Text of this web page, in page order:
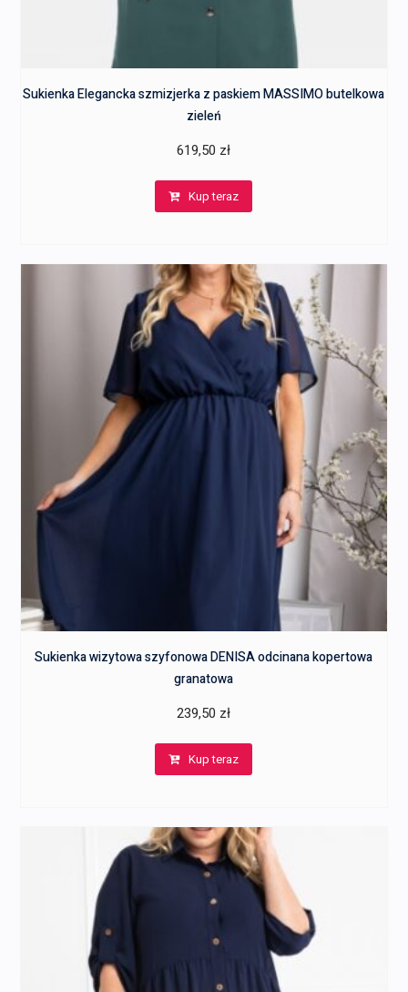
Sukienka Elegancka szmizjerka z paskiem MASSIMO butelkowa
zieleń
619,50 zł
Kup teraz
Sukienka wizytowa szyfonowa DENISA odcinana kopertowa
granatowa
239,50 zł
Kup teraz